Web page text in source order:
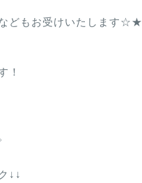
どもお受けいたします☆★
！
↓↓